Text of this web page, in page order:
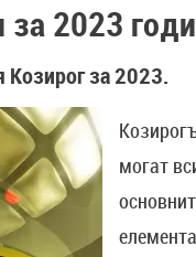
за 2023
Козирог за 2023.
могат